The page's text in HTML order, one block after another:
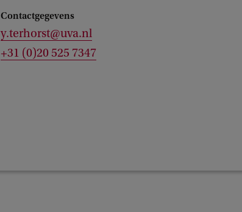
Contactgegevens
y.terhorst@uva.nl
+31 (0)20 525 7347